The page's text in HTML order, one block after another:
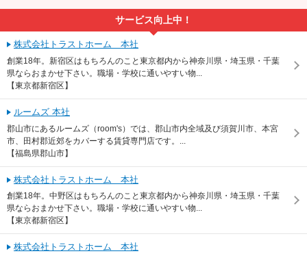
サービス向上中！
株式会社トラストホーム 本社
創業18年。新宿区はもちろんのこと東京都内から神奈川県・埼玉県・千葉
県ならおまかせ下さい。職場・学校に通いやすい物...
【東京都新宿区】
ルームズ 本社
郡山市にあるルームズ（room's）では、郡山市内全域及び須賀川市、本宮
市、田村郡近郊をカバーする賃貸専門店です。...
【福島県郡山市】
株式会社トラストホーム 本社
創業18年。中野区はもちろんのこと東京都内から神奈川県・埼玉県・千葉
県ならおまかせ下さい。職場・学校に通いやすい物...
【東京都新宿区】
株式会社トラストホーム 本社